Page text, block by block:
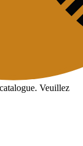
Veuillez